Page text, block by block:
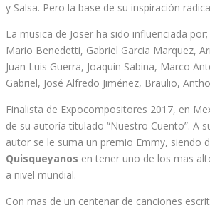
y Salsa. Pero la base de su inspiración
La musica de Joser ha sido influenciada
Mario Benedetti, Gabriel Garcia Marquez,
Juan Luis Guerra, Joaquin Sabina, Marco
Gabriel, José Alfredo Jiménez, Braulio,
Finalista de Expocompositores 2017, en
de su autoría titulado “Nuestro Cuento”. A
autor se le suma un premio Emmy, siendo
Quisqueyanos en tener uno de los mas
a nivel mundial.
Con mas de un centenar de canciones